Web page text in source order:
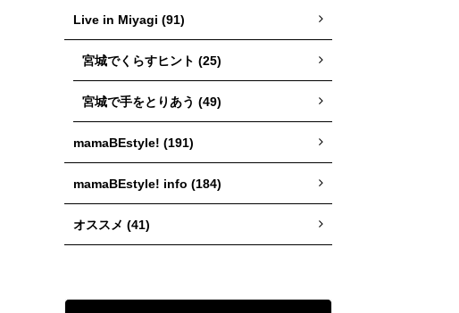
Live in Miyagi (91)
宮城でくらすヒント (25)
宮城で手をとりあう (49)
mamaBEstyle! (191)
mamaBEstyle! info (184)
オススメ (41)